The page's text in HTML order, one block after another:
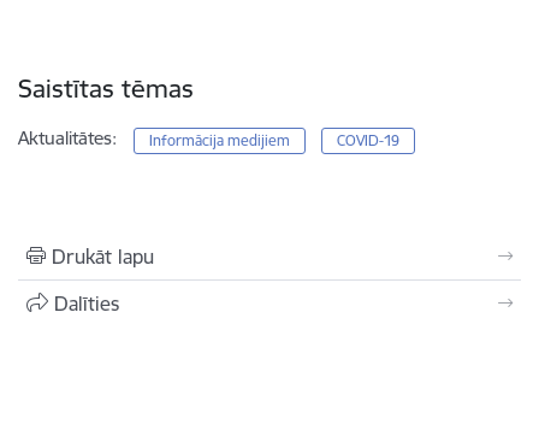
Saistītas tēmas
Aktualitātes: Informācija medijiem COVID-19
Drukāt lapu
Dalīties